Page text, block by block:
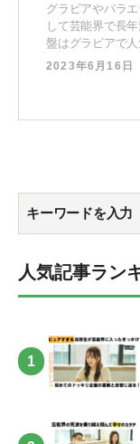
グラビアやバラ
して芸能界で長年活躍
盤はグラビアで
者投票で1位に輝
2023年6月16日
人気記事ラン